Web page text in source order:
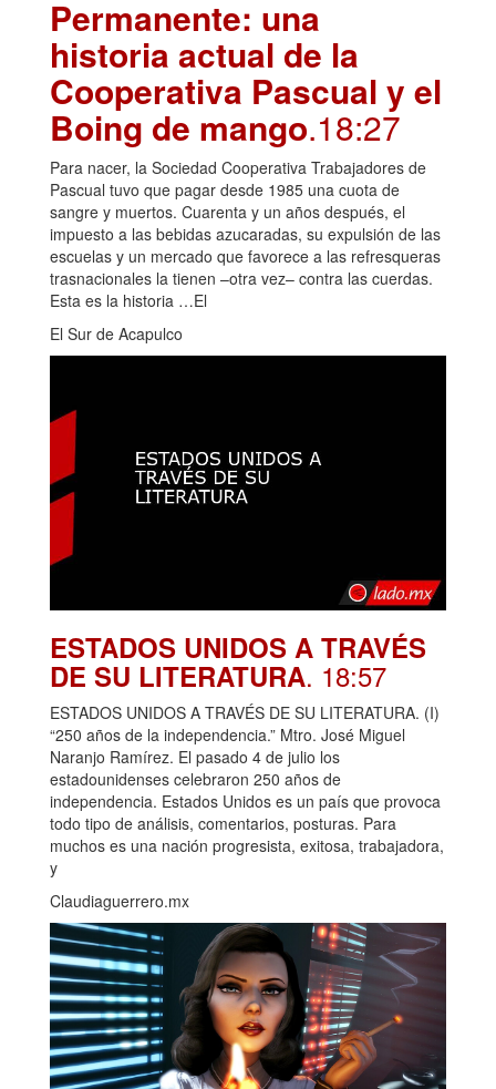
Permanente: una
historia actual de la
Cooperativa Pascual y el
Boing de mango.18:27
Para nacer, la Sociedad Cooperativa Trabajadores de
Pascual tuvo que pagar desde 1985 una cuota de
sangre y muertos. Cuarenta y un años después, el
impuesto a las bebidas azucaradas, su expulsión de las
escuelas y un mercado que favorece a las refresqueras
trasnacionales la tienen –otra vez– contra las cuerdas.
Esta es la historia …El
El Sur de Acapulco
ESTADOS UNIDOS A TRAVÉS
DE SU LITERATURA. 18:57
ESTADOS UNIDOS A TRAVÉS DE SU LITERATURA. (I)
“250 años de la independencia.” Mtro. José Miguel
Naranjo Ramírez. El pasado 4 de julio los
estadounidenses celebraron 250 años de
independencia. Estados Unidos es un país que provoca
todo tipo de análisis, comentarios, posturas. Para
muchos es una nación progresista, exitosa, trabajadora,
y
Claudiaguerrero.mx